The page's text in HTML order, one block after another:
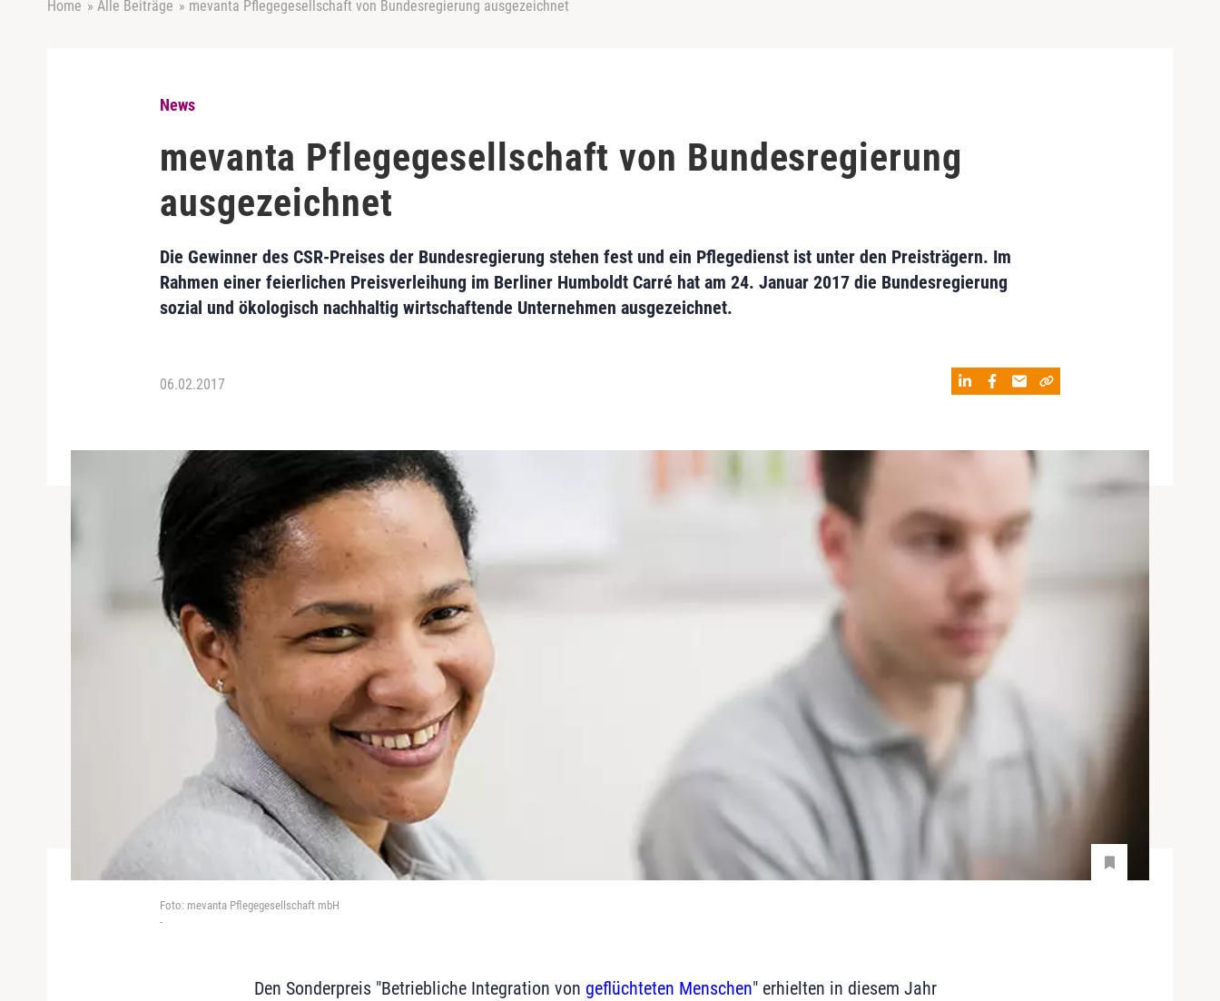
Home » Alle Beiträge » mevanta Pflegegesellschaft von Bundesregierung ausgezeichnet
News
mevanta Pflegegesellschaft von Bundesregierung
ausgezeichnet
Die Gewinner des CSR-Preises der Bundesregierung stehen fest und ein Pflegedienst ist unter den Preisträgern. Im
Rahmen einer feierlichen Preisverleihung im Berliner Humboldt Carré hat am 24. Januar 2017 die Bundesregierung
sozial und ökologisch nachhaltig wirtschaftende Unternehmen ausgezeichnet.
06.02.2017
Foto: mevanta Pflegegesellschaft mbH
-
Den Sonderpreis "Betriebliche Integration von geflüchteten Menschen" erhielten in diesem Jahr